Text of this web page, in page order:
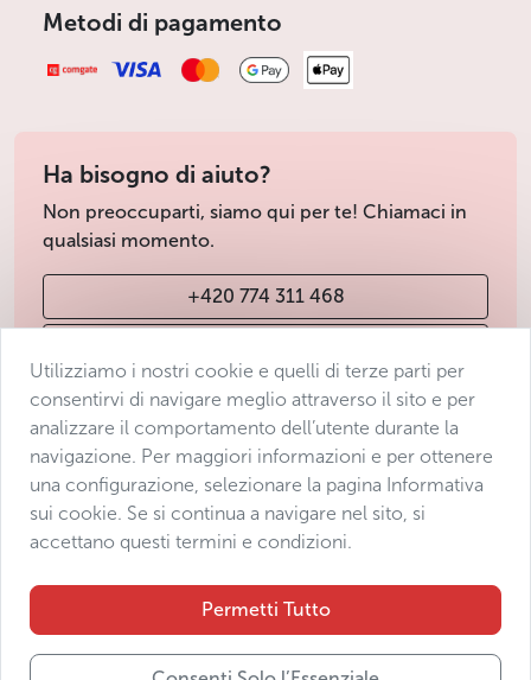
Metodi di pagamento
Ha bisogno di aiuto?
Non preoccuparti, siamo qui per te! Chiamaci in
qualsiasi momento.
+420 774 311 468
Condizioni di vendita
Protezione dei dati
Dichiarazione di accessibilità
Manage consent
Utilizziamo i nostri cookie e quelli di terze parti per
consentirvi di navigare meglio attraverso il sito e per
analizzare il comportamento dell’utente durante la
navigazione. Per maggiori informazioni e per ottenere
una configurazione, selezionare la pagina Informativa
sui cookie. Se si continua a navigare nel sito, si
accettano questi termini e condizioni.
Permetti Tutto